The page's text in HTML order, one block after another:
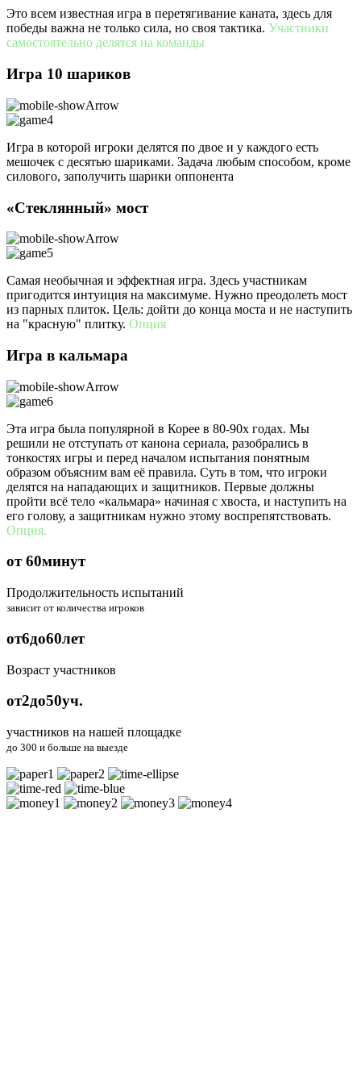
Это всем известная игра в перетягивание каната, здесь для
победы важна не только сила, но своя тактика. Участники
самостоятельно делятся на команды
Игра 10 шариков
Игра в которой игроки делятся по двое и у каждого есть
мешочек с десятью шариками. Задача любым способом, кроме
силового, заполучить шарики оппонента
«Стеклянный» мост
Cамая необычная и эффектная игра. Здесь участникам
пригодится интуиция на максимуме. Нужно преодолеть мост
из парных плиток. Цель: дойти до конца моста и не наступить
на "красную" плитку. Опция
Игра в кальмара
Эта игра была популярной в Корее в 80-90х годах. Мы
решили не отступать от канона сериала, разобрались в
тонкостях игры и перед началом испытания понятным
образом объясним вам её правила. Суть в том, что игроки
делятся на нападающих и защитников. Первые должны
пройти всё тело «кальмара» начиная с хвоста, и наступить на
его голову, а защитникам нужно этому воспрепятствовать.
Опция.
от60минут
Продолжительность испытаний
зависит от количества игроков
от6до60лет
Возраст участников
от2до50уч.
участников на нашей площадке
до 300 и больше на выезде